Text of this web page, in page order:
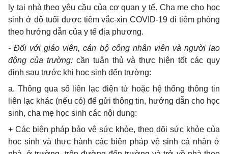
ly tại nhà theo yêu cầu của cơ quan y tế. Cha mẹ cho học
sinh ở độ tuổi được tiêm vắc-xin COVID-19 đi tiêm phòng
theo hướng dẫn của y tế địa phương.
- Đối với giáo viên, cán bộ công nhân viên và người lao
động của trường:cần tuân thủ và thực hiện tốt các quy
định sau trước khi học sinh đến trường:
a. Thông qua sổ liên lạc điện tử hoặc hệ thống thông tin
liên lạc khác (nếu có) để gửi thông tin, hướng dẫn cho học
sinh, cha mẹ học sinh các nội dung:
+ Các biện pháp bảo vệ sức khỏe, theo dõi sức khỏe của
học sinh và thực hành các biện pháp vệ sinh cá nhân ở